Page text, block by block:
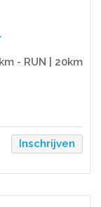
- RUN | 20km
Inschrijven